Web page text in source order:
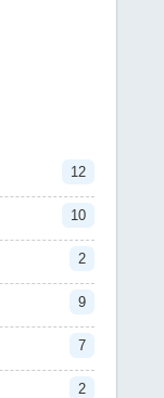
12
10
2
9
7
2